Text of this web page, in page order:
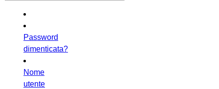
Password
dimenticata?
Nome
utente